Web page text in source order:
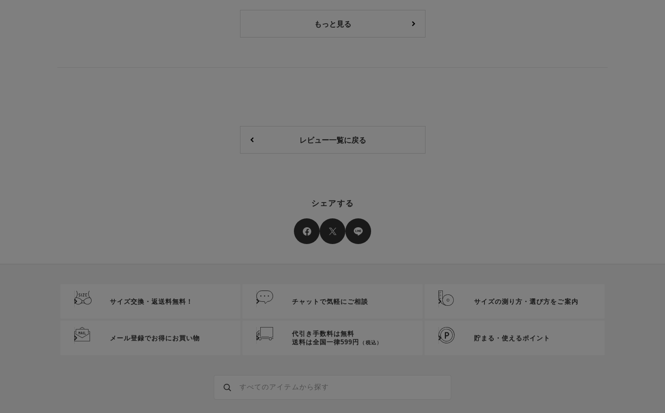
もっと見る
レビュー一覧に戻る
シェアする
サイズ交換・返送料無料！ チャットで気軽にご相談 サイズの測り方・選び方をご案内
メール登録でお得にお買い物
代引き手数料は無料
送料は全国一律599円
（税込）
貯まる・使えるポイント